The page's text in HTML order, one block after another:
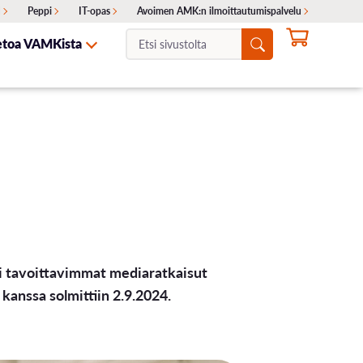
Peppi IT-opas Avoimen AMK:n ilmoittautumispalvelu
Valintakokeet
VAMKista
tavoittavimmat mediaratkaisut
solmittiin 2.9.2024.